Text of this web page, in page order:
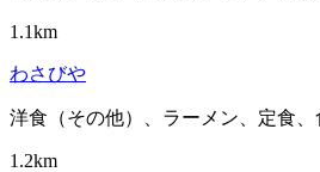
1.1km
わさびや
洋食（その他）、ラーメン、定食、
1.2km